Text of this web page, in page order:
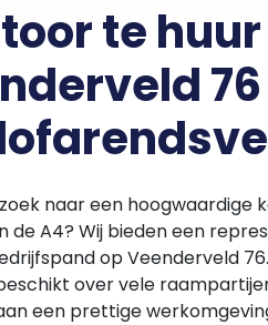
te
naar een
de A4? Wij bieden een
op Veenderveld
over vele
een prettige